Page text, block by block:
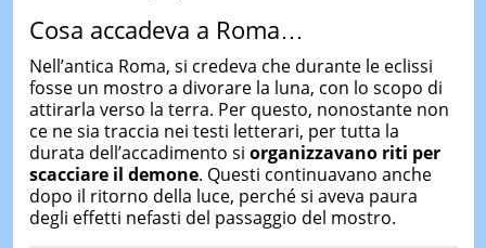
Cosa accadeva a Roma…
Nell’antica Roma, si credeva che durante le eclissi
fosse un mostro a divorare la luna, con lo scopo di
attirarla verso la terra. Per questo, nonostante non
ce ne sia traccia nei testi letterari, per tutta la
durata dell’accadimento si organizzavano riti per
scacciare il demone. Questi continuavano anche
dopo il ritorno della luce, perché si aveva paura
degli effetti nefasti del passaggio del mostro.